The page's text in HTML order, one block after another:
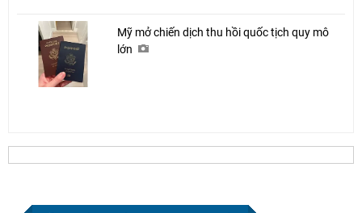
Mỹ mở chiến dịch thu hồi quốc tịch quy mô
lớn